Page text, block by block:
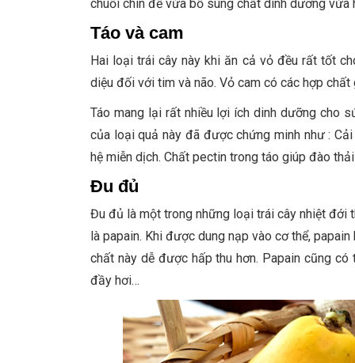
chuối chín để vừa bổ sung chất dinh dưỡng vừa
Táo và cam
Hai loại trái cây này khi ăn cả vỏ đều rất tốt
diệu đối với tim và não. Vỏ cam có các hợp
Táo mang lại rất nhiều lợi ích dinh dưỡng cho
của loại quả này đã được chứng minh như :
hệ miễn dịch. Chất pectin trong táo giúp đào
Đu đủ
Đu đủ là một trong những loại trái cây nhiệt đới
là papain. Khi được dung nạp vào cơ thể,
chất này dễ được hấp thu hơn. Papain cũng
đầy hơi…